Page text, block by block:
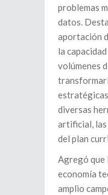
problemas
datos.
aportación
la
volúmenes
diversas
artificial, las
del plan
Agregó que
economía
amplio